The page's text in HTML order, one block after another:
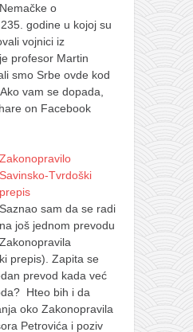
Nemačke o
godine u kojoj su
vojnici iz
profesor Martin
smo Srbe ovde kod
vam se dopada,
on Facebook
Zakonopravilo
Savinsko-Tvrdoški
prepis
Saznao sam da se radi
na još jednom prevodu
Zakonopravila
prepis). Zapita se
prevod kada već
Hteo bih i da
oko Zakonopravila
Petrovića i poziv